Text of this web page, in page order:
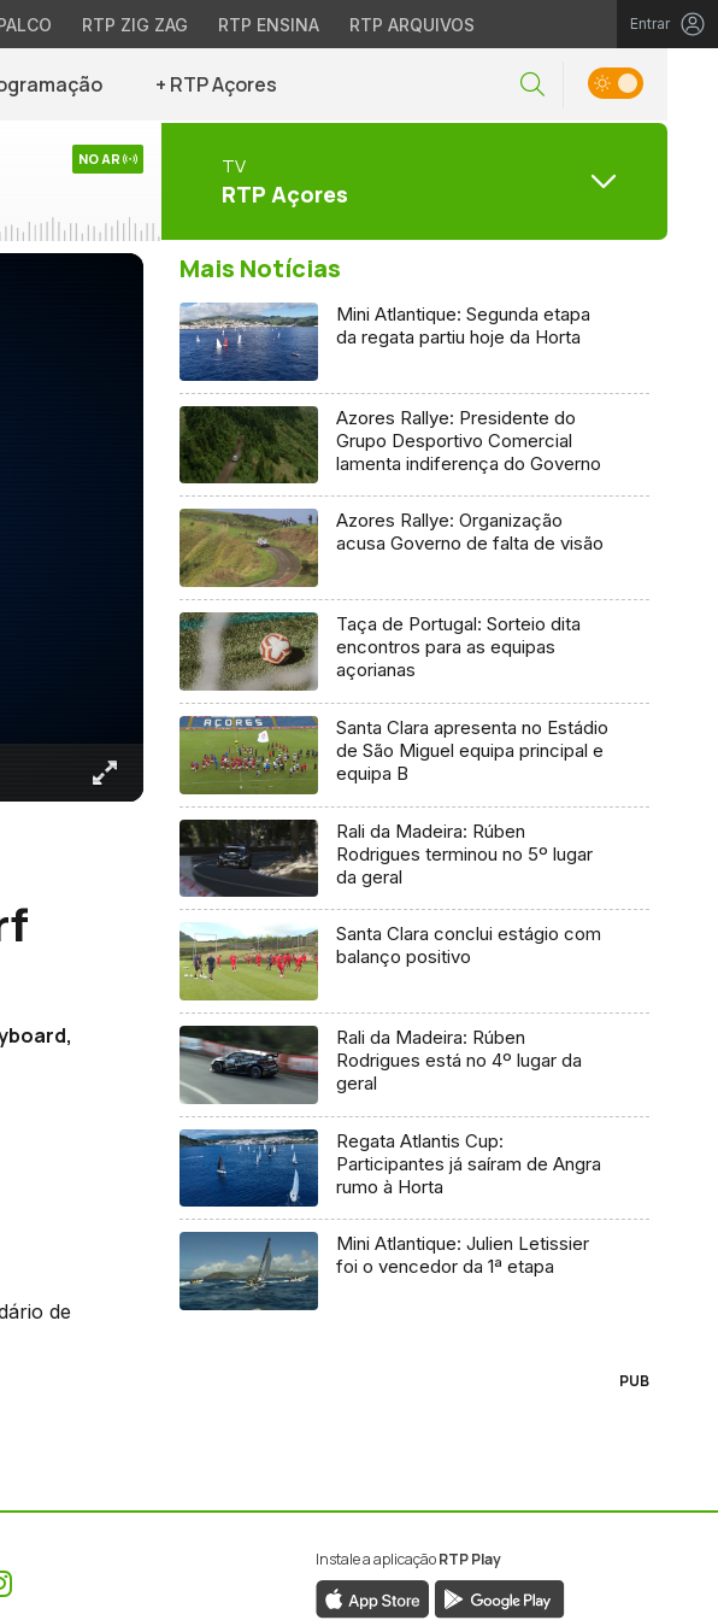
RTP ZIG ZAG RTP ENSINA RTP ARQUIVOS Entrar
+ RTP Açores
NO AR TV
RTP Açores
de
Mais Notícias
Mini Atlantique: Segunda etapa
da regata partiu hoje da Horta
Azores Rallye: Presidente do
Grupo Desportivo Comercial
lamenta indiferença do Governo
Azores Rallye: Organização
acusa Governo de falta de visão
Taça de Portugal: Sorteio dita
encontros para as equipas
açorianas
Santa Clara apresenta no Estádio
de São Miguel equipa principal e
equipa B
Rali da Madeira: Rúben
Rodrigues terminou no 5º lugar
da geral
Santa Clara conclui estágio com
balanço positivo
Rali da Madeira: Rúben
Rodrigues está no 4º lugar da
geral
Regata Atlantis Cup:
Participantes já saíram de Angra
rumo à Horta
Mini Atlantique: Julien Letissier
foi o vencedor da 1ª etapa
PUB
Instagram
Instale a aplicaçãoRTP Play